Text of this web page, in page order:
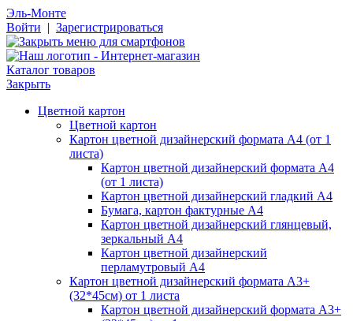
Эль-Монте
Войти | Зарегистрироваться
Каталог товаров
Закрыть
Цветной картон
Цветной картон
Картон цветной дизайнерский формата А4 (от 1
листа)
Картон цветной дизайнерский формата А4
(от 1 листа)
Картон цветной дизайнерский гладкий А4
Бумага, картон фактурные А4
Картон цветной дизайнерский глянцевый,
зеркальный А4
Картон цветной дизайнерский
перламутровый А4
Картон цветной дизайнерский формата А3+
(32*45см) от 1 листа
Картон цветной дизайнерский формата А3+